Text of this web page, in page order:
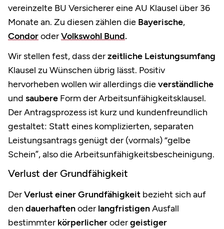
vereinzelte BU Versicherer eine AU Klausel über 36
Monate an. Zu diesen zählen die Bayerische,
CondoroderVolkswohl Bund.
Wir stellen fest, dass derzeitliche Leistungsumfang
Klausel zu Wünschen übrig lässt. Positiv
hervorheben wollen wir allerdings dieverständliche
und saubere Form der Arbeitsunfähigkeitsklausel.
Der Antragsprozess ist kurz und kundenfreundlich
gestaltet: Statt eines komplizierten, separaten
Leistungsantrags genügt der (vormals) “gelbe
Schein”, also die Arbeitsunfähigkeitsbescheinigung.
Verlust der Grundfähigkeit
DerVerlust einer Grundfähigkeit bezieht sich auf
den dauerhaftenoder langfristigenAusfall
bestimmter körperlicherodergeistiger